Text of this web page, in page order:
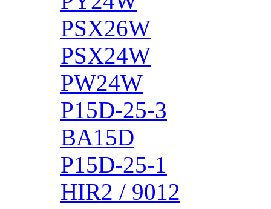
PSX26W
PSX24W
PW24W
P15D-25-3
BA15D
P15D-25-1
HIR2 / 9012